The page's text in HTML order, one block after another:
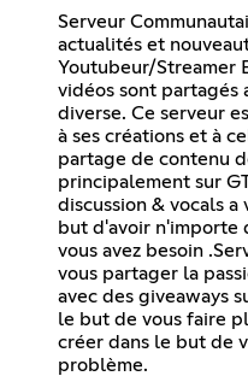
Serveur
actualités et
Youtubeur/Streamer
vidéos sont partagés
diverse. Ce serveur
à ses créations et à
partage de contenu
principalement sur
discussion & vocals
but d'avoir n'importe
vous avez besoin
vous partager la
avec des giveaways
le but de vous faire
créer dans le but de
problème.